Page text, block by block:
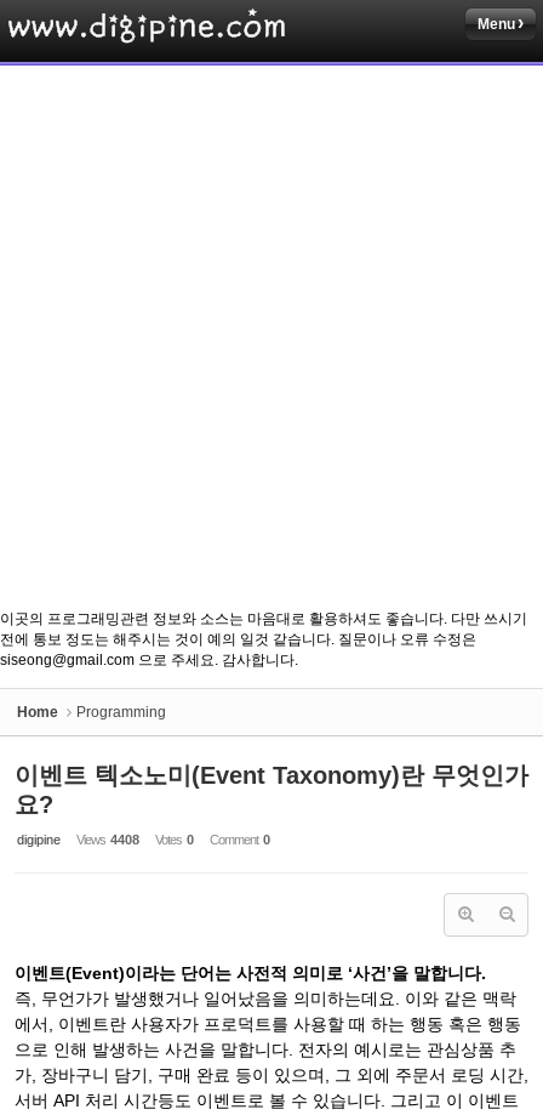
Menu
이곳의 프로그래밍관련 정보와 소스는 마음대로 활용하셔도 좋습니다. 다만 쓰시기
전에 통보 정도는 해주시는 것이 예의 일것 같습니다. 질문이나 오류 수정은
siseong@gmail.com 으로 주세요. 감사합니다.
Home Programming
이벤트 텍소노미(Event Taxonomy)란 무엇인가
요?
digipine Views 4408 Votes 0 Comment 0
이벤트(Event)이라는 단어는 사전적 의미로 ‘사건’을 말합니다.
즉, 무언가가 발생했거나 일어났음을 의미하는데요. 이와 같은 맥락
에서, 이벤트란 사용자가 프로덕트를 사용할 때 하는 행동 혹은 행동
으로 인해 발생하는 사건을 말합니다. 전자의 예시로는 관심상품 추
가, 장바구니 담기, 구매 완료 등이 있으며, 그 외에 주문서 로딩 시간,
서버 API 처리 시간등도 이벤트로 볼 수 있습니다. 그리고 이 이벤트
Sketchbook5, 스케치북5